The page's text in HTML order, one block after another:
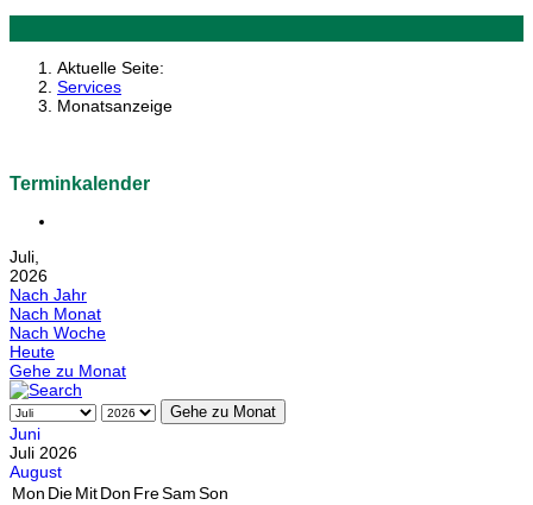
Aktuelle Seite:
Services
Monatsanzeige
Terminkalender
Juli,
2026
Nach Jahr
Nach Monat
Nach Woche
Heute
Gehe zu Monat
Gehe zu Monat
Juni
Juli 2026
August
Mon DieMitDon FreSamSon